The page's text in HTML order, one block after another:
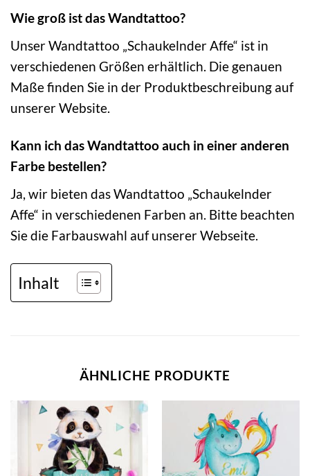
Wie groß ist das Wandtattoo?
Unser Wandtattoo „Schaukelnder Affe“ ist in
verschiedenen Größen erhältlich. Die genauen
Maße finden Sie in der Produktbeschreibung auf
unserer Website.
Kann ich das Wandtattoo auch in einer anderen
Farbe bestellen?
Ja, wir bieten das Wandtattoo „Schaukelnder
Affe“ in verschiedenen Farben an. Bitte beachten
Sie die Farbauswahl auf unserer Webseite.
Inhalt
ÄHNLICHE PRODUKTE